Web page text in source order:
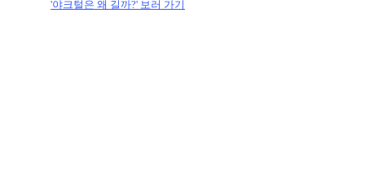
'야크털은 왜 길까?' 보러 가기